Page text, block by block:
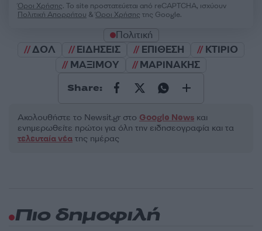
Όροι Χρήσης. Το site προστατεύεται από reCAPTCHA, ισχύουν
Πολιτική Απορρήτου &Όροι Χρήσης της Google.
Πολιτική
ΔΟΛ
ΕΙΔΗΣΕΙΣ ΕΠΙΘΕΣΗ
ΚΤΙΡΙΟ
ΜΑΞΙΜΟΥ
ΜΑΡΙΝΑΚΗΣ
Share:
Ακολουθήστε το Νewsit.gr στο Google News και
ενημερωθείτε πρώτοι για όλη την ειδησεογραφία και τα
τελευταία νέα της ημέρας
Πιο δημοφιλή